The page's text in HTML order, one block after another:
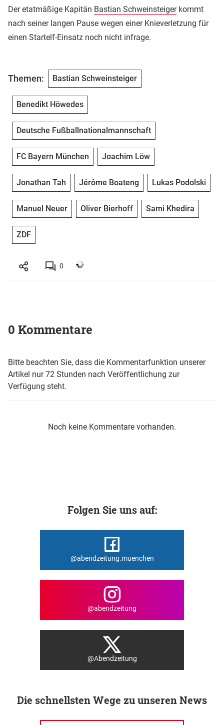
Der etatmäßige Kapitän Bastian Schweinsteigerkommt
nach seiner langen Pause wegen einer Knieverletzung für
einen Startelf-Einsatz noch nicht infrage.
Themen: Bastian Schweinsteiger
Benedikt Höwedes
Deutsche Fußballnationalmannschaft
FC Bayern München Joachim Löw
Jonathan Tah Jérôme Boateng Lukas Podolski
Manuel Neuer Oliver Bierhoff Sami Khedira
ZDF
0
0 Kommentare
Bitte beachten Sie, dass die Kommentarfunktion unserer
Artikel nur 72 Stunden nach Veröffentlichung zur
Verfügung steht.
Noch keine Kommentare vorhanden.
Folgen Sie uns auf:
@abendzeitung.muenchen
@abendzeitung
@Abendzeitung
Die schnellsten Wege zu unseren News